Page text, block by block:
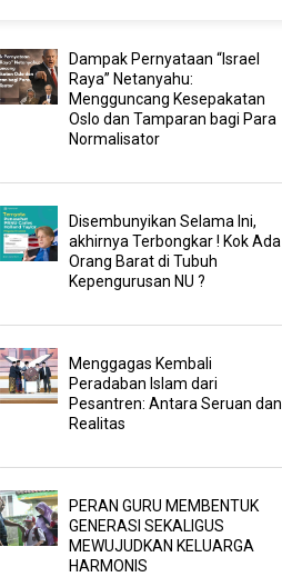
Dampak Pernyataan “Israel
Raya” Netanyahu:
Mengguncang Kesepakatan
Oslo dan Tamparan bagi Para
Normalisator
Disembunyikan Selama Ini,
akhirnya Terbongkar ! Kok Ada
Orang Barat di Tubuh
Kepengurusan NU ?
Menggagas Kembali
Peradaban Islam dari
Pesantren: Antara Seruan dan
Realitas
PERAN GURU MEMBENTUK
GENERASI SEKALIGUS
MEWUJUDKAN KELUARGA
HARMONIS